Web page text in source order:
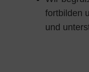
fortbilden
und